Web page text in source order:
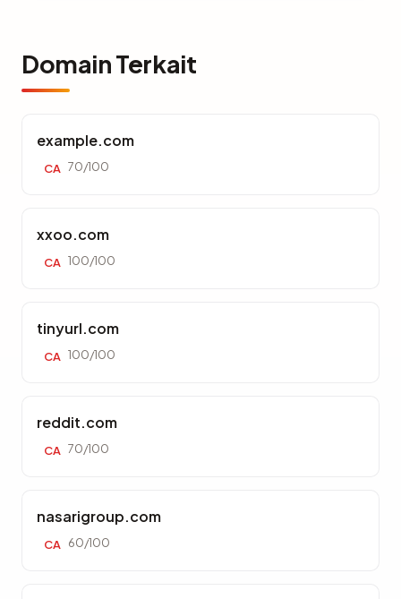
Domain Terkait
example.com
CA 70/100
xxoo.com
CA 100/100
tinyurl.com
CA 100/100
reddit.com
CA 70/100
nasarigroup.com
CA 60/100